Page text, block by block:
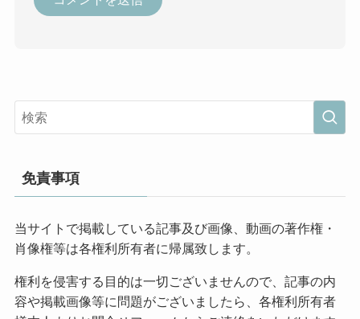
免責事項
当サイトで掲載している記事及び画像、動画の著作権・
肖像権等は各権利所有者に帰属致します。
権利を侵害する目的は一切ございませんので、記事の内
容や掲載画像等に問題がございましたら、各権利所有者